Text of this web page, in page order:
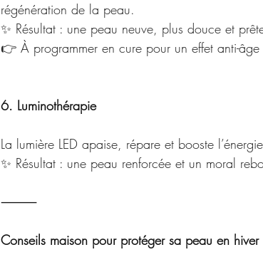
régénération de la peau.
✨ Résultat : une peau neuve, plus douce et
👉 À programmer en cure pour un effet anti-
6. Luminothérapie
La lumière LED apaise, répare et booste
✨ Résultat : une peau renforcée et un moral
⸻
Conseils maison pour protéger sa peau en hiver